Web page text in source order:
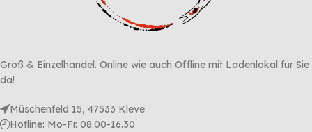
Groß & Einzelhandel. Online wie auch Offline mit Ladenlokal für Sie
da!
Müschenfeld 15, 47533 Kleve
Hotline: Mo-Fr. 08.00-16.30